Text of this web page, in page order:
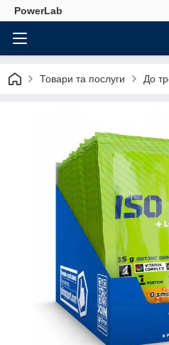
PowerLab
Товари та послуги До